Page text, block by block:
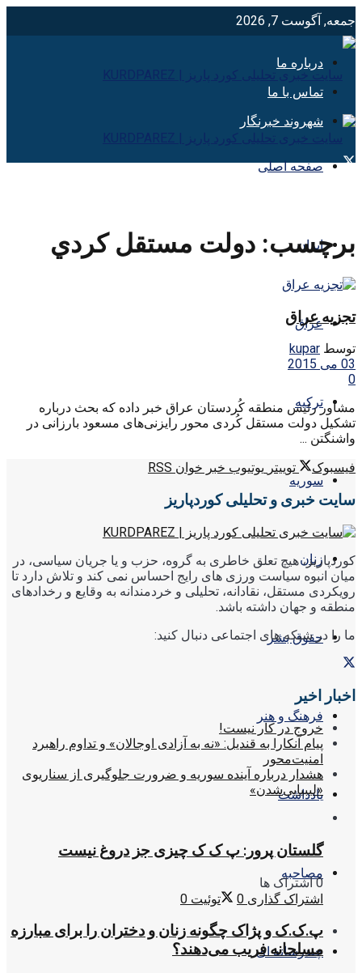
جمعه, آگوست 7, 2026
درباره ما
تماس با ما
شهروند خبرنگار
صفحه اصلی
ایران
عراق
ترکیه
سوریه
زنان
حقوق بشر
فرهنگ و هنر
یادداشت
مصاحبه
چندرسانه ای
برچسب: دولت مستقل كردي
تجزیه عراق
توسط kupar
03 می 2015
0
مشاور رئیس منطقه کُردستان عراق خبر داده که بحث درباره
تشکیل دولت مستقل کُردی محور رایزنی‌های مسعود بارزانی در
واشنگتن ...
فیسبوک
توییتر یوتیوب خبر خوان RSS
سایت خبری و تحلیلی کوردپاریز
کوردپاریز، هیچ تعلق خاطری به گروه، حزب و یا جریان سیاسی، در
میان انبوه سیاست ورزی های رایج احساس نمی کند و تلاش دارد تا
رویکردی مستقل، نقادانه، تحلیلی و خردمندانه به وقایع و رخدادهای
منطقه و جهان داشته باشد.
ما را در شبکه های اجتماعی دنبال کنید:
اخبار اخیر
خروج در کار نیست!
پیام آنکارا به قندیل: «نه به آزادی اوجالان» و تداوم راهبرد
امنیت‌محور
هشدار درباره آینده سوریه و ضرورت جلوگیری از سناریوی
«لیبیایی‌شدن»
گلستان پرور: پ ک ک چیزی جز دروغ نیست
0 اشتراک ها
اشتراک گذاری 0 توئیت 0
پ.ک.ک و پژاک چگونه زنان و دختران را برای مبارزه
مسلحانه فریب می‌دهند؟